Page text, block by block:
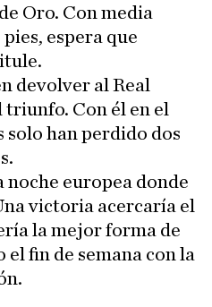
Oro. Con media
espera que
devolver al Real
Con él en el
solo han perdido dos
noche europea donde
victoria acercaría el
la mejor forma de
fin de semana con la